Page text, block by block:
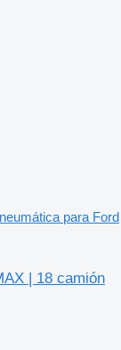
para Ford
| 18 camión